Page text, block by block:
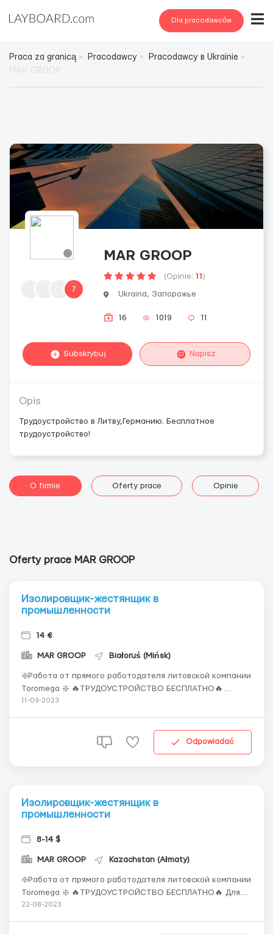
Dla pracodawców
Praca za granicą Pracodawcy
Pracodawcy в Ukrainie
7
MAR GROOP
(Opinie: 11 )
Ukraina, Запорожье
16 1019 11
Subskrybuj Napisz
Opis
Трудоустройство в Литву,Германию. Бесплатное
трудоустройство!
O firmie Oferty prace Opinie
Oferty prace MAR GROOP
Изолировщик-жестянщик в
промышленности
14 €
MAR GROOP Białoruś (Mińsk)
❇️Работа от прямого работодателя литовской компании
Toromega ❇️ 🔥ТРУДОУСТРОЙСТВО БЕСПЛАТНО🔥
⭕Изолировщик-жестянщик по промышленной
Понедельник – Суббота рабочие дни, воскресенье-
11-09-2023
Odpowiadać
Изолировщик-жестянщик в
промышленности
8-14 $
MAR GROOP Kazachstan (Ałmaty)
❇️Работа от прямого работодателя литовской компании
Toromega ❇️ 🔥ТРУДОУСТРОЙСТВО БЕСПЛАТНО🔥 Для
граждан Казахстана предоставляем документы для
22-08-2023